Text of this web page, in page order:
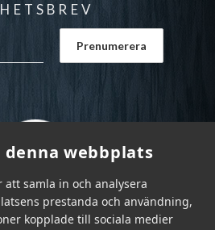
denna webbplats
att samla in och analysera
prestanda och användning,
kopplade till sociala medier